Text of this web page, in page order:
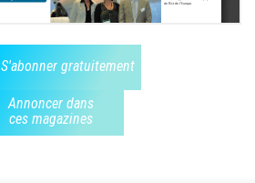
S'abonner gratuitement
Annoncer dans
ces magazines